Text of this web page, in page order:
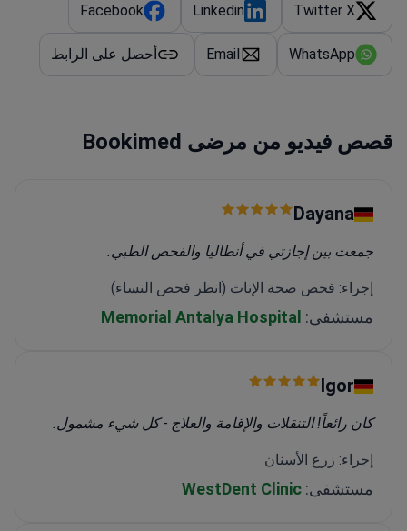
Twitter X
Linkedin
Facebook
WhatsApp
Email أحصل على الرابط
قصص فيديو من مرضى Bookimed
Dayana
جمعت بين إجازتي في أنطاليا والفحص الطبي.
إجراء: فحص صحة الإناث (انظر فحص النساء)
مستشفى: Memorial Antalya Hospital
Igor
كان رائعاً! التنقلات والإقامة والعلاج - كل شيء مشمول.
إجراء: زرع الأسنان
مستشفى: WestDent Clinic